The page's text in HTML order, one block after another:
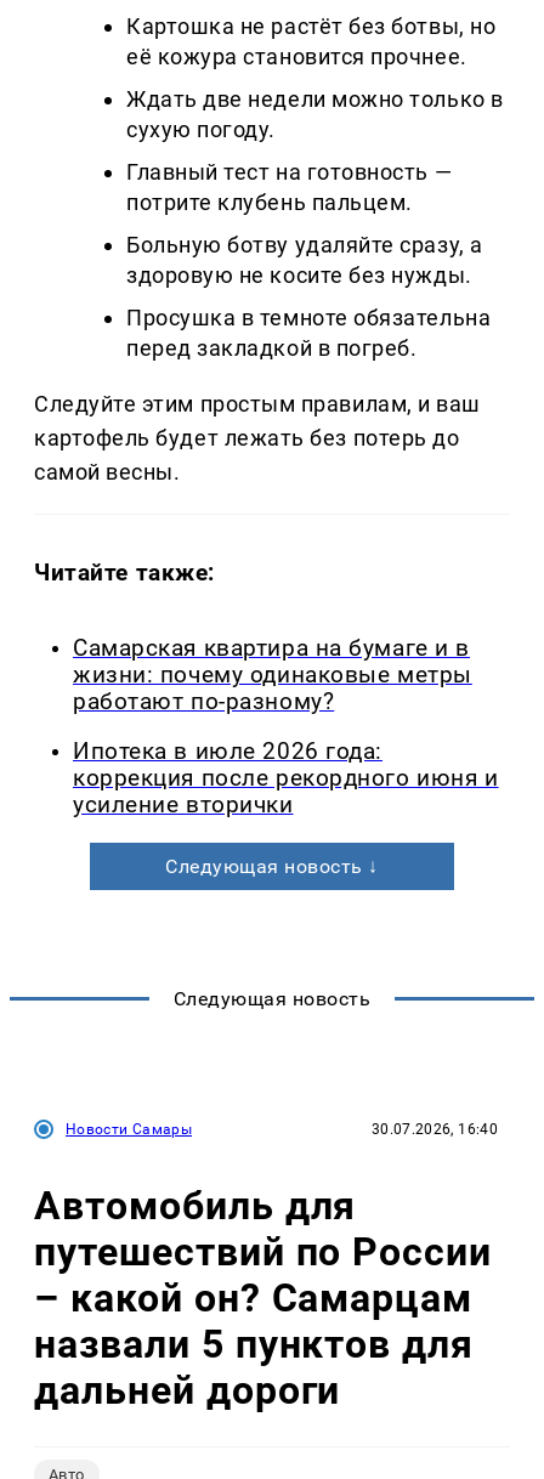
Картошка не растёт без ботвы, но
её кожура становится прочнее.
Ждать две недели можно только в
сухую погоду.
Главный тест на готовность —
потрите клубень пальцем.
Больную ботву удаляйте сразу, а
здоровую не косите без нужды.
Просушка в темноте обязательна
перед закладкой в погреб.
Следуйте этим простым правилам, и ваш
картофель будет лежать без потерь до
самой весны.
Читайте также:
Самарская квартира на бумаге и в
жизни: почему одинаковые метры
работают по-разному?
Ипотека в июле 2026 года:
коррекция после рекордного июня и
усиление вторички
Следующая новость ↓
Следующая новость
Новости Самары 30.07.2026, 16:40
Автомобиль для
путешествий по России
– какой он? Самарцам
назвали 5 пунктов для
дальней дороги
Авто